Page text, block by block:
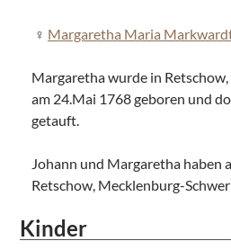
Margaretha Maria
Margaretha wurde in
am 24.Mai 1768 geboren und
getauft.
Johann und Margaretha haben
Retschow, Mecklenburg-
Kinder